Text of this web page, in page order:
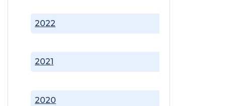
2020
2021
2022